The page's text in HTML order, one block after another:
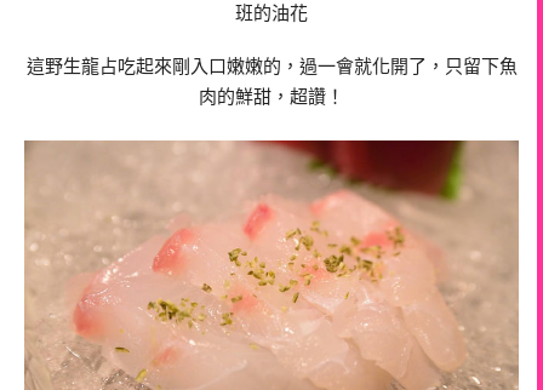
班的油花
這野生龍占吃起來剛入口嫩嫩的，過一會就化開了，只留下魚
肉的鮮甜，超讚！